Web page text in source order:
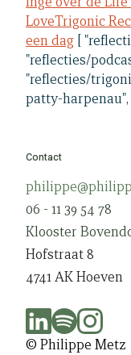
LoveTrigonic
een dag [
"reflecties/
"reflecties/
patty-harpenau",
Contact
06 - 11 39 54 78
Klooster
Hofstraat 8
4741 AK Hoeven
© Philippe Metz